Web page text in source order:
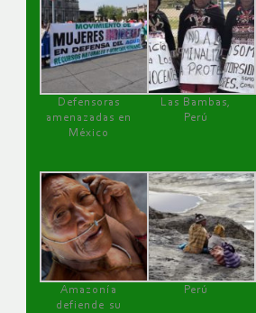
Defensoras
amenazadas en
México
Las Bambas,
Perú
Amazonía
defiende su
Perú